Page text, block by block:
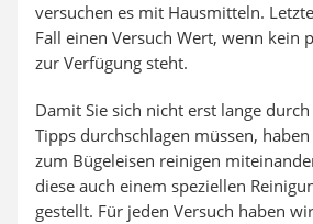
versuchen es mit Hausmitteln.
Fall einen Versuch Wert, wenn kein
zur Verfügung steht.
Damit Sie sich nicht erst lange
Tipps durchschlagen müssen,
zum Bügeleisen reinigen
diese auch einem speziellen
gestellt. Für jeden Versuch haben